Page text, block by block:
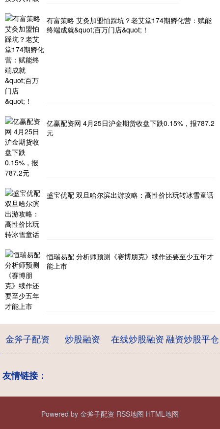
有富策略 艾灸加盟怕踩坑？老艾堂174期孵化营：赋能
终端成就&quot;百万门店&quot;！
亿赢配资网 4月25日沪金期货收盘下跌0.15%，报787.2
元
盛宝优配 双旦哈尔滨出游攻略：高性价比玩转冰雪童话
恒瑞易配 分析师预测《赛博朋克》续作还要至少五年才
能上市
金斧子配资 炒股融资 在线炒股融资融资炒股平仓
友情链接：
Powered by 金斧子配资 RSS地图 HTML地图